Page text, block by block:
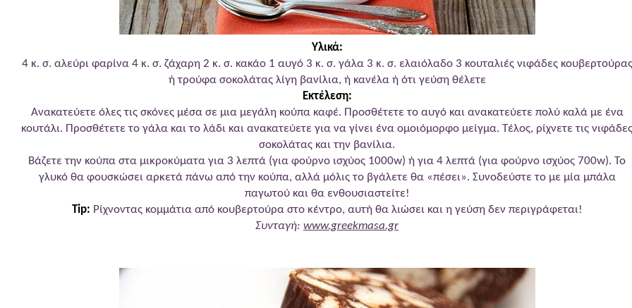
Υλικά:
4 κ. σ. αλεύρι φαρίνα 4 κ. σ. ζάχαρη 2 κ. σ. κακάο 1 αυγό 3 κ. σ. γάλα 3 κ. σ. ελαιόλαδο 3 κουταλιές νιφάδες κουβερτούρας
ή τρούφα σοκολάτας λίγη βανίλια, ή κανέλα ή ότι γεύση θέλετε
Εκτέλεση:
Ανακατεύετε όλες τις σκόνες μέσα σε μια μεγάλη κούπα καφέ. Προσθέτετε το αυγό και ανακατεύετε πολύ καλά με ένα
κουτάλι. Προσθέτετε το γάλα και το λάδι και ανακατεύετε για να γίνει ένα ομοιόμορφο μείγμα. Τέλος, ρίχνετε τις νιφάδες
σοκολάτας και την βανίλια.
Βάζετε την κούπα στα μικροκύματα για 3 λεπτά (για φούρνο ισχύος 1000w) ή για 4 λεπτά (για φούρνο ισχύος 700w). Το
γλυκό θα φουσκώσει αρκετά πάνω από την κούπα, αλλά μόλις το βγάλετε θα «πέσει». Συνοδεύστε το με μία μπάλα
παγωτού και θα ενθουσιαστείτε!
Tip: Ρίχνοντας κομμάτια από κουβερτούρα στο κέντρο, αυτή θα λιώσει και η γεύση δεν περιγράφεται!
Συνταγή: www.greekmasa.gr